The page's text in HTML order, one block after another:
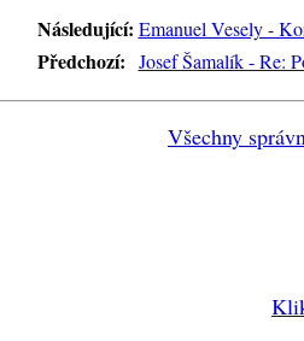
Následující: Emanuel Vesely -
Předchozí: Josef Šamalík - Re:
Všechny